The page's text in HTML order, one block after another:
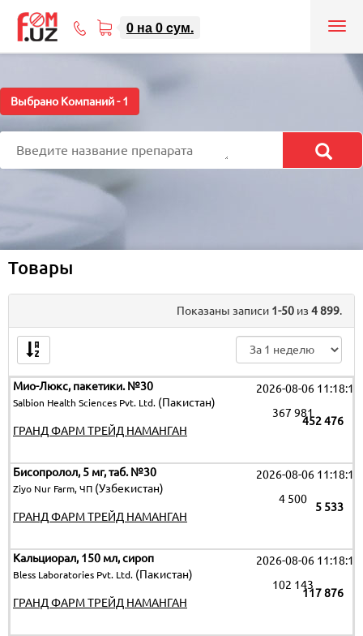
0 на0cум.
207-
08
Выбрано Компаний -1
Товары
Показаны записи 1-50 из 4 899.
Мио-Люкс, пакетики. №30
Salbion Health Sciences Pvt. Ltd. (Пакистан)
2026-08-06 11:18:19
452 476
367 981
ГРАНД ФАРМ ТРЕЙД НАМАНГАН
Бисопролол, 5 мг, таб. №30
Ziyo Nur Farm, ЧП (Узбекистан)
2026-08-06 11:18:19
5 533
4 500
ГРАНД ФАРМ ТРЕЙД НАМАНГАН
Кальциорал, 150 мл, сироп
Bless Laboratories Pvt. Ltd. (Пакистан)
2026-08-06 11:18:19
117 876
102 143
ГРАНД ФАРМ ТРЕЙД НАМАНГАН